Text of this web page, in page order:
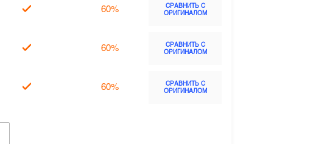
60%
СРАВНИТЬ С
ОРИГИНАЛОМ
60%
СРАВНИТЬ С
ОРИГИНАЛОМ
60%
СРАВНИТЬ С
ОРИГИНАЛОМ